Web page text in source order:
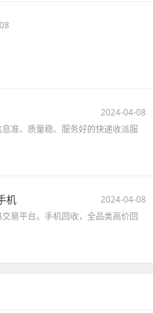
2024-04-08
准、质量稳、服务好的快递收派服
机
2024-04-08
易平台。手机回收，全品类高价回